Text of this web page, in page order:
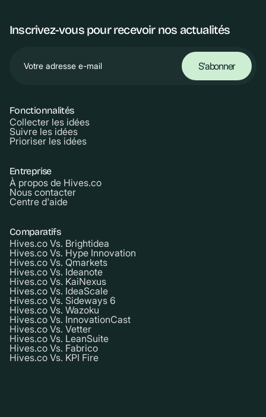
Inscrivez-vous pour recevoir nos actualités
Fonctionnalités
Collecter les idées
Suivre les idées
Prioriser les idées
Entreprise
À propos de Hives.co
Nous contacter
Centre d'aide
Comparatifs
Hives.co Vs. Brightidea
Hives.co Vs. Hype Innovation
Hives.co Vs. Qmarkets
Hives.co Vs. Ideanote
Hives.co Vs. KaiNexus
Hives.co Vs. IdeaScale
Hives.co Vs. Sideways 6
Hives.co Vs. Wazoku
Hives.co Vs. InnovationCast
Hives.co Vs. Vetter
Hives.co Vs. LeanSuite
Hives.co Vs. Fabrico
Hives.co Vs. KPI Fire